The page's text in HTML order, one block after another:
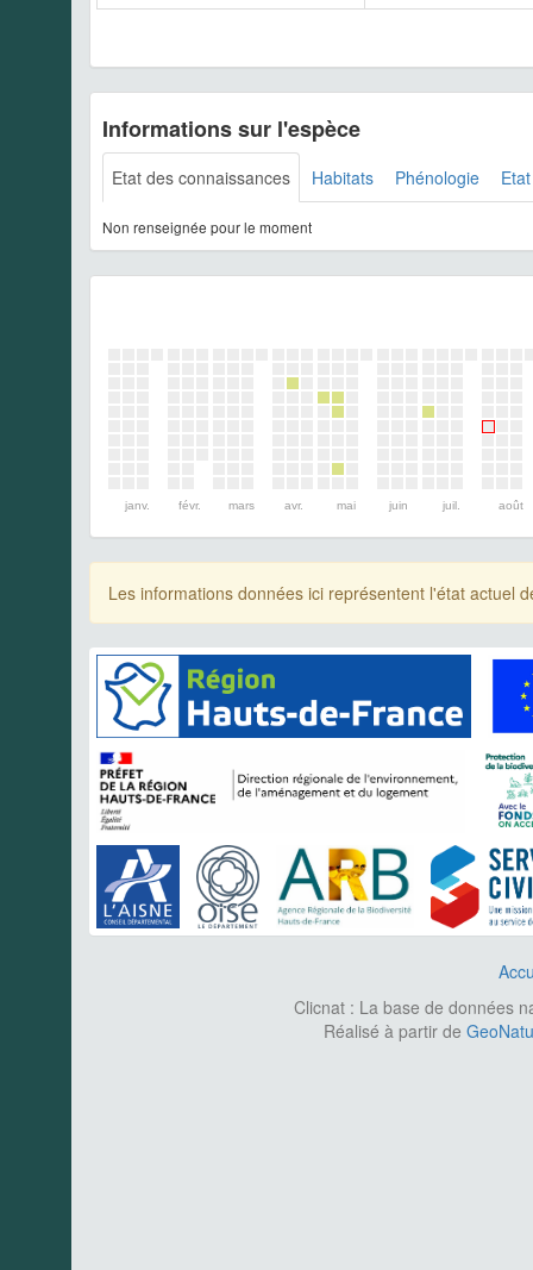
Informations sur l'espèce
Etat des connaissances Habitats Phénologie
Non renseignée pour le moment
janv. févr. mars avr. mai juin juil. août
Les informations données ici représentent l'état actuel
Clicnat : La base de données
Réalisé à partir de